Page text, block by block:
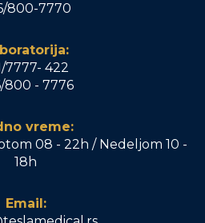
800-7770
7777- 422
800 - 7776
vreme:
08 - 22h / Nedeljom 10 -
18h
Email: